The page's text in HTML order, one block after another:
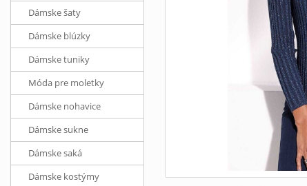
Dámske šaty
Dámske blúzky
Dámske tuniky
Móda pre moletky
Dámske nohavice
Dámske sukne
Dámske saká
Dámske kostýmy